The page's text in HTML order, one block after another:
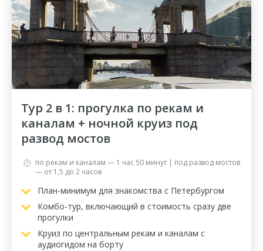
Тур 2 в 1: прогулка по рекам и
каналам + ночной круиз под
развод мостов
по рекам и каналам — 1 час 50 минут | под развод мостов
— от 1,5 до 2 часов
План-минимум для знакомства с Петербургом
Комбо-тур, включающий в стоимость сразу две
прогулки
Круиз по центральным рекам и каналам с
аудиогидом на борту